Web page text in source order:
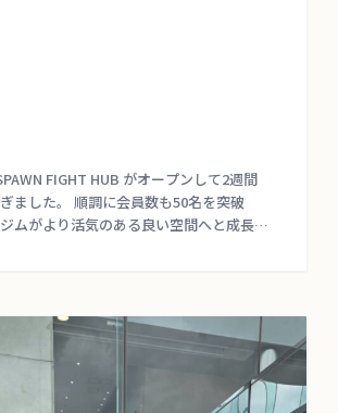
FIGHT HUB がオープンして2週間
ました。 順調に会員数も50名を突破
ムがより活気のある良い空間へと成長し